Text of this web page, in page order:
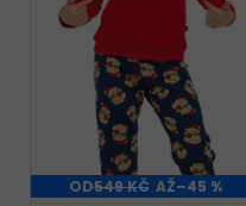
OD549 KČ AŽ–45 %